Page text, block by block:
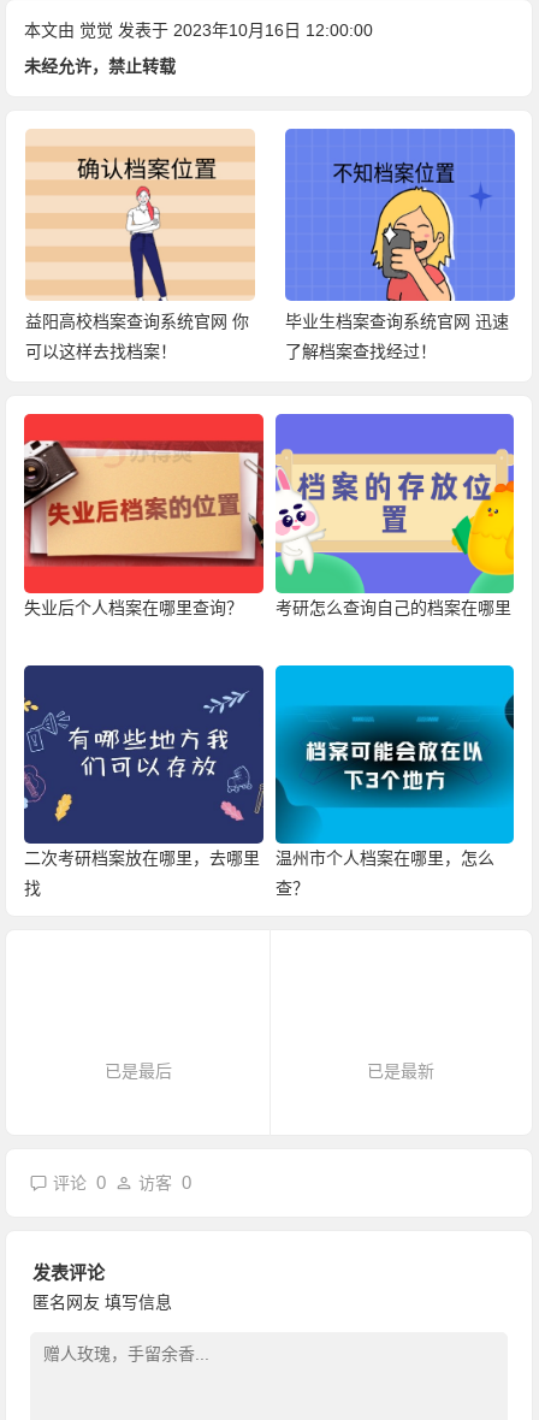
本文由 觉觉 发表于 2023年10月16日 12:00:00
未经允许，禁止转载
益阳高校档案查询系统官网 你
可以这样去找档案！
毕业生档案查询系统官网 迅速
了解档案查找经过！
失业后个人档案在哪里查询？ 考研怎么查询自己的档案在哪里
二次考研档案放在哪里，去哪里
找
温州市个人档案在哪里，怎么
查？
已是最后 已是最新
评论0 访客0
发表评论
匿名网友 填写信息